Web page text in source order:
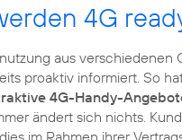
4G
aus
proaktiv informiert. So
4G-Handy-
ändert sich nichts.
im Rahmen ihrer